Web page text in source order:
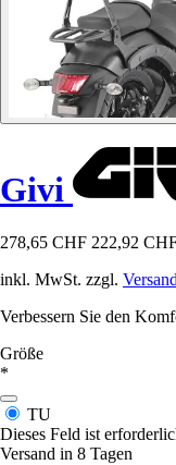
Givi
278,65 CHF 222,92
inkl. MwSt. zzgl.
Verbessern Sie den
Größe
*
TU
Dieses Feld ist
Versand in 8 Tagen